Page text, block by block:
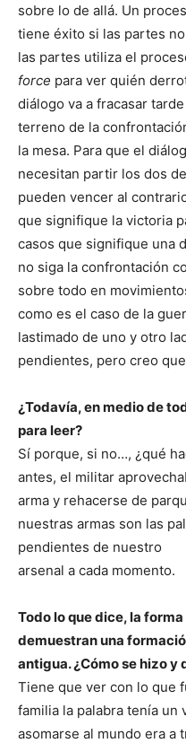
sobre lo de allá. Un
tiene éxito si las partes
las partes utiliza el
force para ver quién
diálogo va a fracasar
terreno de la
la mesa. Para que el
necesitan partir los dos
pueden vencer al
que signifique la victoria
casos que signifique una
no siga la confrontación
sobre todo en
como es el caso de la
lastimado de uno y otro
pendientes, pero creo
¿Todavía, en medio de
para leer?
Sí porque, si no…, ¿qué
antes, el militar
arma y rehacerse de
nuestras armas son las
pendientes de nuestro
arsenal a cada momento.
Todo lo que dice, la
demuestran una
antigua. ¿Cómo se hizo y
Tiene que ver con lo que
familia la palabra tenía un
asomarse al mundo era a